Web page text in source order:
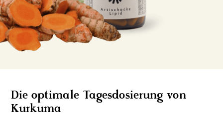
Die optimale Tagesdosierung von
Kurkuma